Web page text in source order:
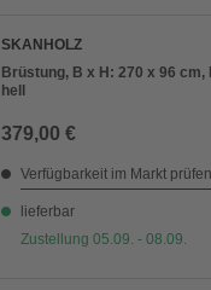
SKANHOLZ
Brüstung, B x H: 270 x 96 cm,
hell
379,00 €
Verfügbarkeit im Markt prüfen
lieferbar
Zustellung 05.09. - 08.09.